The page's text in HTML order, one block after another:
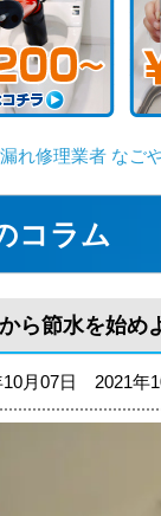
れ修理業者 なご
コラム
から節水を始め
10月07日 2021年